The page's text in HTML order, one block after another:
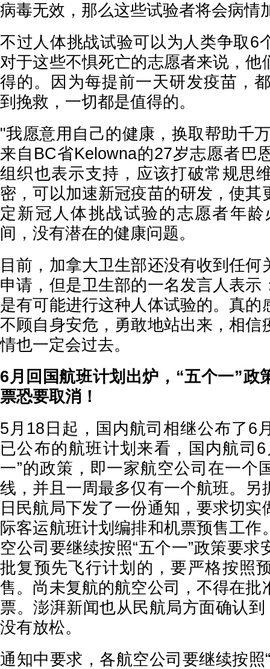
病毒无效，那么这些试验者将会病情
不过人体挑战试验可以为人类争取6
对于这些不惧死亡的志愿者来说，他
得的。因为每提前一天研发疫苗，
到挽救，一切都是值得的。
"我愿意用自己的健康，换取帮助千
来自BC省Kelowna的27岁志愿者巴
组织也表示支持，应该打破常规思
密，可以加速新冠疫苗的研发，使其
定新冠人体挑战试验的志愿者年
间，没有潜在的健康问题。
目前，加拿大卫生部还没有收到任何
申请，但是卫生部的一名发言人表示
是有可能进行这种人体试验的。真的
不顾自身安危，勇敢地站出来，相信
情也一定会过去。
6月回国航班计划出炉，“五个一”政
票恐要取消！
5月18日起，国内航司相继公布了6
已公布的航班计划来看，国内航司
一”的政策，即一家航空公司在一个
线，并且一周最多仅有一个航班。另
日民航局下发了一份通知，要求切实
际客运航班计划编排和机票预售工作
空公司要继续按照“五个一”政策要求
批复预先飞行计划的，要严格按照
售。尚未复航的航空公司，不得在批
票。澎湃新闻也从民航局方面确认到
没有放松。
通知中要求，各航空公司要继续按照